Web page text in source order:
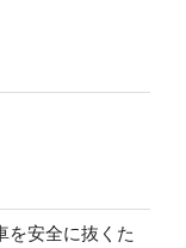
を安全に抜くた